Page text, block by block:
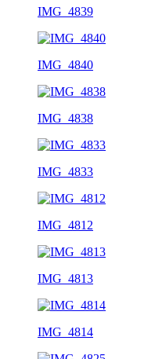
IMG_4839
IMG_4840
IMG_4838
IMG_4833
IMG_4812
IMG_4813
IMG_4814